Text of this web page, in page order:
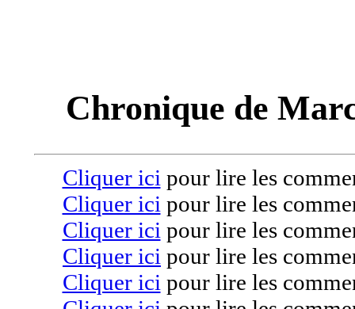
Chronique de
Cliquer ici pour lire les
Cliquer ici pour lire les
Cliquer ici pour lire les
Cliquer ici pour lire les
Cliquer ici pour lire les